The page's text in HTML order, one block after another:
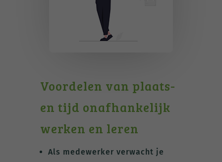
Voordelen van plaats-
en tijd onafhankelijk
werken en leren
Als medewerker verwacht je